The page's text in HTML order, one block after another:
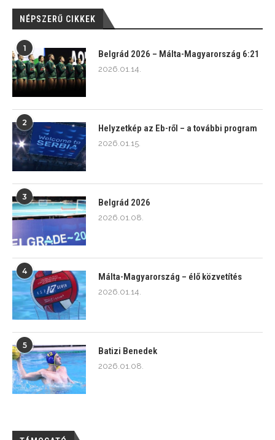
NÉPSZERŰ CIKKEK
1
Belgrád 2026 – Málta-Magyarország 6:21
2026.01.14.
2
Helyzetkép az Eb-ről – a további program
2026.01.15.
3
Belgrád 2026
2026.01.08.
4
Málta-Magyarország – élő közvetítés
2026.01.14.
5
Batizi Benedek
2026.01.08.